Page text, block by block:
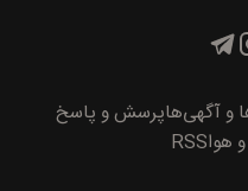
و آگهی‌هاپرسش و پاسخ
هواRSS